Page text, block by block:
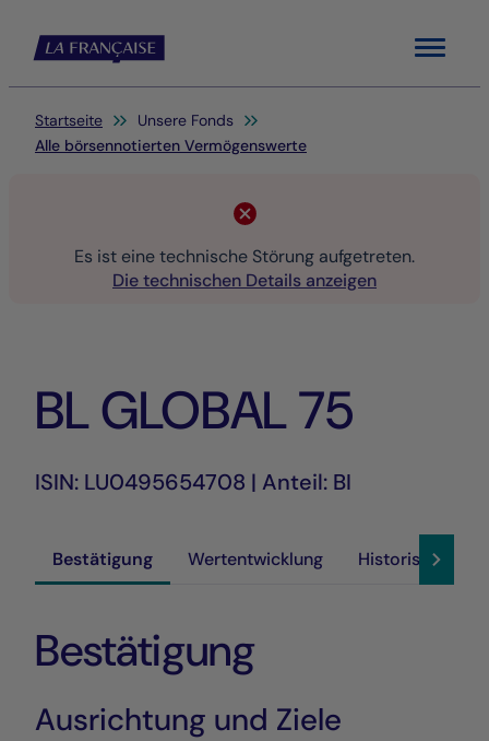
Menu
Sie befinden sich hier:
Startseite
Unsere Fonds
Alle börsennotierten Vermögenswerte
Es ist eine technische Störung aufgetreten.
Die technischen Details anzeigen
BL GLOBAL 75
ISIN: LU0495654708 | Anteil: BI
Bestätigung Wertentwicklung Historische
Bestätigung
Ausrichtung und Ziele